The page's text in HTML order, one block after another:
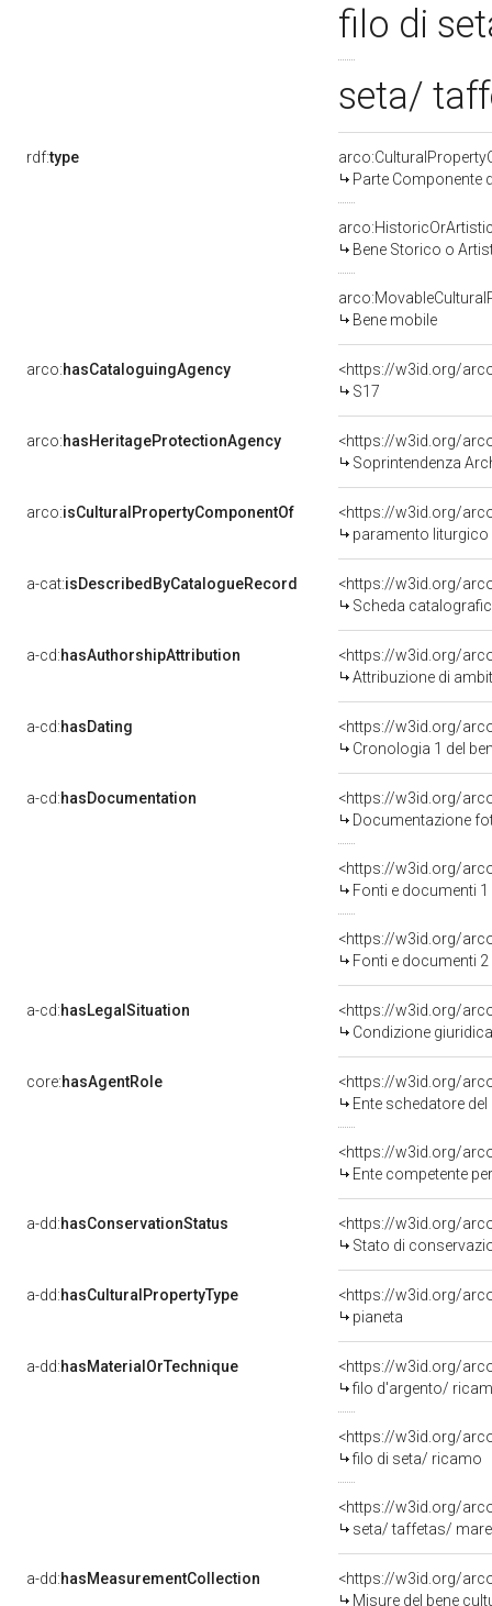
filo di
seta/
rdf:type
Parte Componente
Bene Storico o
Bene mobile
arco:hasCataloguingAgency
<https://w3id.org/
S17
arco:hasHeritageProtectionAgency
<https://w3id.org/
Soprintendenza
arco:isCulturalPropertyComponentOf
<https://w3id.org/
paramento liturgico
a-cat:isDescribedByCatalogueRecord
<https://w3id.org/
Scheda
a-cd:hasAuthorshipAttribution
<https://w3id.org/
Attribuzione di
a-cd:hasDating
<https://w3id.org/
Cronologia 1 del
a-cd:hasDocumentation
Documentazione
<https://w3id.org/
Fonti e documenti
<https://w3id.org/
Fonti e documenti
a-cd:hasLegalSituation
Condizione
core:hasAgentRole
<https://w3id.org/
Ente schedatore del
<https://w3id.org/
Ente competente per tutela del
a-dd:hasConservationStatus
<https://w3id.org/
Stato di
a-dd:hasCulturalPropertyType
<https://w3id.org/
pianeta
a-dd:hasMaterialOrTechnique
<https://w3id.org/
filo d'argento/
<https://w3id.org/
filo di seta/ ricamo
<https://w3id.org/
seta/ taffetas/
a-dd:hasMeasurementCollection
<https://w3id.org/
Misure del bene